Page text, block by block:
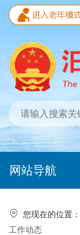
网站导航
您现在的位置：
工作动态